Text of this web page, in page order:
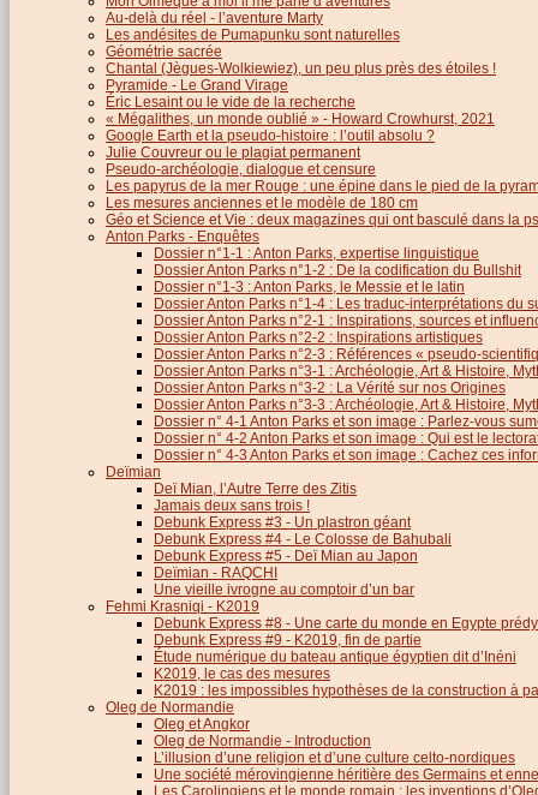
Au-delà du réel - l’aventure Marty
Les andésites de Pumapunku sont naturelles
Géométrie sacrée
Chantal (Jègues-Wolkiewiez), un peu plus près des étoiles !
Pyramide - Le Grand Virage
Éric Lesaint ou le vide de la recherche
« Mégalithes, un monde oublié » - Howard Crowhurst, 2021
Google Earth et la pseudo-histoire : l’outil absolu ?
Julie Couvreur ou le plagiat permanent
Pseudo-archéologie, dialogue et censure
Les papyrus de la mer Rouge : une épine dans le pied de la
Les mesures anciennes et le modèle de 180 cm
Géo et Science et Vie : deux magazines qui ont basculé dans la
Anton Parks - Enquêtes
Dossier n°1-1 : Anton Parks, expertise linguistique
Dossier Anton Parks n°1-2 : De la codification du Bullshit
Dossier n°1-3 : Anton Parks, le Messie et le latin
Dossier Anton Parks n°1-4 : Les traduc-interprétations du
Dossier Anton Parks n°2-1 : Inspirations, sources et
Dossier Anton Parks n°2-2 : Inspirations artistiques
Dossier Anton Parks n°2-3 : Références « pseudo-
Dossier Anton Parks n°3-1 : Archéologie, Art & Histoire,
Dossier Anton Parks n°3-2 : La Vérité sur nos Origines
Dossier Anton Parks n°3-3 : Archéologie, Art & Histoire,
Dossier n° 4-1 Anton Parks et son image : Parlez-vous
Dossier n° 4-2 Anton Parks et son image : Qui est le
Dossier n° 4-3 Anton Parks et son image : Cachez ces
Deïmian
Deï Mian, l’Autre Terre des Zitis
Jamais deux sans trois !
Debunk Express #3 - Un plastron géant
Debunk Express #4 - Le Colosse de Bahubali
Debunk Express #5 - Deï Mian au Japon
Deïmian - RAQCHI
Une vieille ivrogne au comptoir d’un bar
Fehmi Krasniqi - K2019
Debunk Express #8 - Une carte du monde en Egypte
Debunk Express #9 - K2019, fin de partie
Étude numérique du bateau antique égyptien dit d’Inéni
K2019, le cas des mesures
K2019 : les impossibles hypothèses de la construction à
Oleg de Normandie
Oleg et Angkor
Oleg de Normandie - Introduction
L’illusion d’une religion et d’une culture celto-nordiques
Une société mérovingienne héritière des Germains et
Les Carolingiens et le monde romain : les inventions